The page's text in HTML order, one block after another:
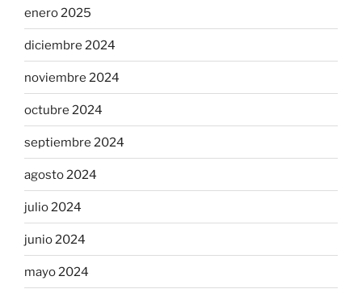
enero 2025
diciembre 2024
noviembre 2024
octubre 2024
septiembre 2024
agosto 2024
julio 2024
junio 2024
mayo 2024